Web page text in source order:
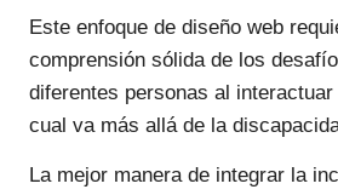
Este enfoque de diseño web
comprensión sólida de los
diferentes personas al
cual va más allá de la
La mejor manera de integrar la